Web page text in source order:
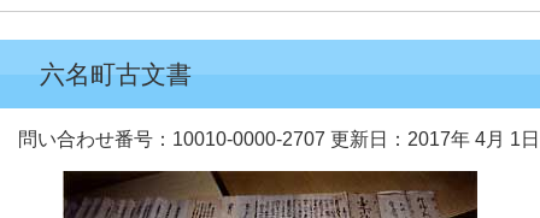
六名町古文書
問い合わせ番号：10010-0000-2707 更新日：2017年 4月 1日